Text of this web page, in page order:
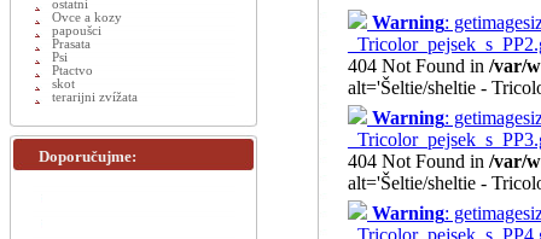
Warning:
404 Not Found in /var/
alt='Šeltie/sheltie -
Warning:
404 Not Found in /var/
alt='Šeltie/sheltie -
Warning:
ostatní
Ovce a kozy
papoušci
Prasata
Psi
Ptactvo
skot
terarijni zvížata
Doporučujme: